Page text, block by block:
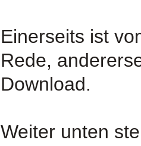
Einerseits ist
Rede,
Download.
Weiter unten